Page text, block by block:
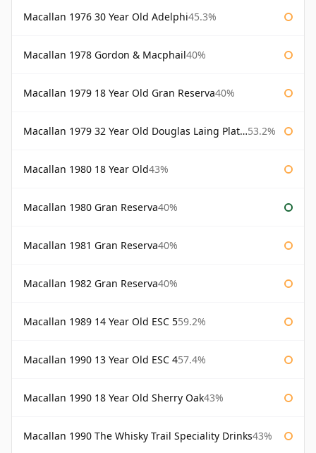
Macallan 1976 30 Year Old Adelphi45.3%
Macallan 1978 Gordon & Macphail40%
Macallan 1979 18 Year Old Gran Reserva40%
Macallan 1979 32 Year Old Douglas Laing Platinum Platinum Selection 53.2%
Macallan 1980 18 Year Old43%
Macallan 1980 Gran Reserva40%
Macallan 1981 Gran Reserva40%
Macallan 1982 Gran Reserva40%
Macallan 1989 14 Year Old ESC 559.2%
Macallan 1990 13 Year Old ESC 457.4%
Macallan 1990 18 Year Old Sherry Oak43%
Macallan 1990 The Whisky Trail Speciality Drinks43%